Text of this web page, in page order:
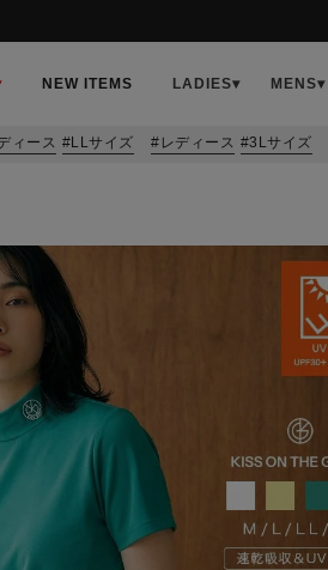
NEW ITEMS LADIES▾ MENS▾
ィース LLサイズ レディース 3Lサイズ